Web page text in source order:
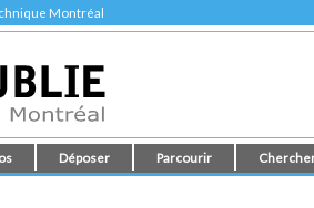
Montréal
Déposer Parcourir